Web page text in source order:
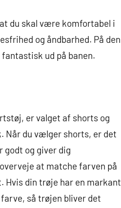
du skal være komfortabel i
og åndbarhed. På den
ud på banen.
er valget af shorts og
Når du vælger shorts, er det
godt og giver dig
at matche farven på
Hvis din trøje har en markant
så trøjen bliver det